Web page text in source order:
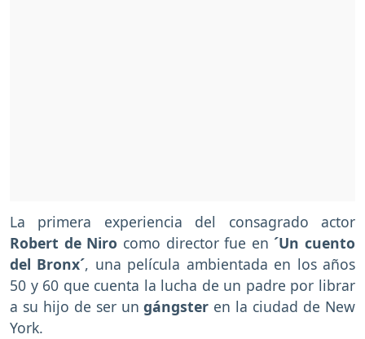
La primera experiencia del consagrado actor
Robert de Niro como director fue en´Un cuento
del Bronx´, una película ambientada en los años
50 y 60 que cuenta la lucha de un padre por librar
a su hijo de ser ungángster en la ciudad de New
York.